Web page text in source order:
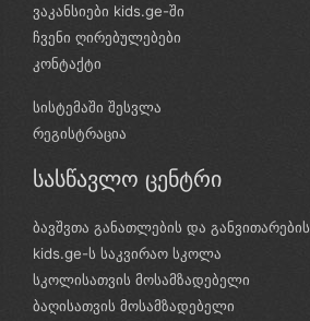
ვაკანსიები kids.ge-ში
ჩვენი ღირებულებები
კონტაქტი
სისტემაში შესვლა
რეგისტრაცია
სასწავლო ცენტრი
ბავშვთა განათლების და
kids.ge-ს საკვირაო სკოლა
სკოლისათვის მოსამზადებელი
ბაღისათვის მოსამზადებელი